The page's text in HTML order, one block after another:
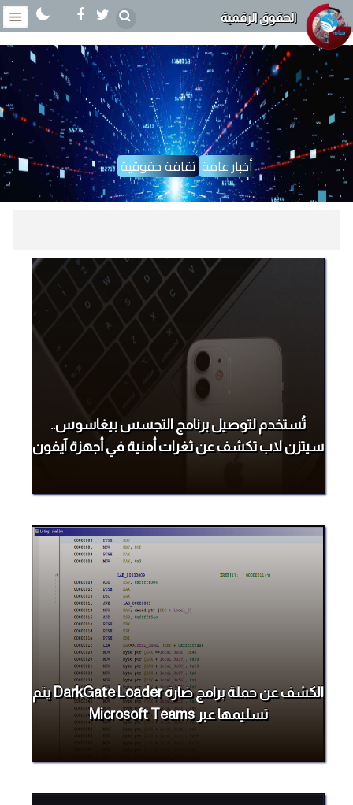
الحقوق الرقمية
ثقافة حقوقية أخبار عامة
تُستخدم لتوصيل برنامج التجسس بيغاسوس..
سيتزن لاب تكشف عن ثغرات أمنية في أجهزة آيفون
الكشف عن حملة برامج ضارة DarkGate Loader يتم
تسليمها عبر Microsoft Teams